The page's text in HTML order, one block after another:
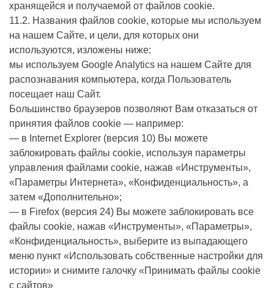
хранящейся и получаемой от файлов cookie.
11.2. Названия файлов cookie, которые мы используем
на нашем Сайте, и цели, для которых они
используются, изложены ниже:
мы используем Google Analytics на нашем Сайте для
распознавания компьютера, когда Пользователь
посещает наш Сайт.
Большинство браузеров позволяют Вам отказаться от
принятия файлов cookie — например:
— в Internet Explorer (версия 10) Вы можете
заблокировать файлы cookie, используя параметры
управления файлами cookie, нажав «Инструменты»,
«Параметры Интернета», «Конфиденциальность», а
затем «Дополнительно»;
— в Firefox (версия 24) Вы можете заблокировать все
файлы cookie, нажав «Инструменты», «Параметры»,
«Конфиденциальность», выберите из выпадающего
меню пункт «Использовать собственные настройки для
истории» и снимите галочку «Принимать файлы cookie
с сайтов»